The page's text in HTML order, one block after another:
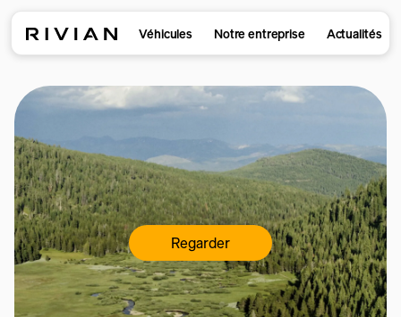
Véhicules Notre entreprise Actualités
Regarder